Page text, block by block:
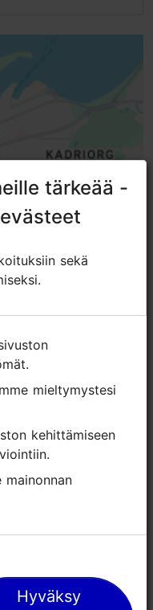
tärkeää -
sekä
Hyväksy
tärkeää -
sekä
Hyväksy